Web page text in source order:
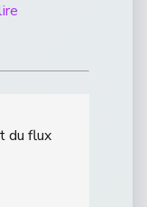
du flux